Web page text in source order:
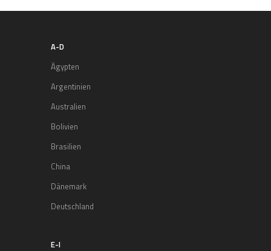
A-D
Ägypten
Argentinien
Australien
Bolivien
Brasilien
China
Dänemark
Deutschland
E-I